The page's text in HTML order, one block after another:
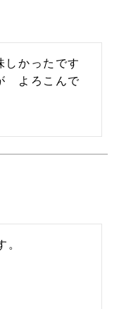
しかったです
　よろこんで
。